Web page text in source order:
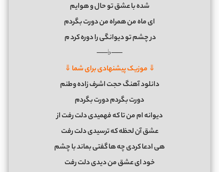
شده با عشق تو حال و هوايم
ای ماه من همراه من دورت بگردم
در چشم تو ديوانگی را دوره كردم
──♭──
⇓ موزیک پیشنهادی برای شما ⇓
دانلود آهنگ حجت اشرف زاده وطنم
دورت بگردم دورت بگردم
ديوانه ام من تا كه فهميدی دلت رفت از
عشق آن لحظه كه ترسيدی دلت رفت
هی ادعا كردی چه ها گفتی بماند با چشم
خود ای عشق من ديدی دلت رفت